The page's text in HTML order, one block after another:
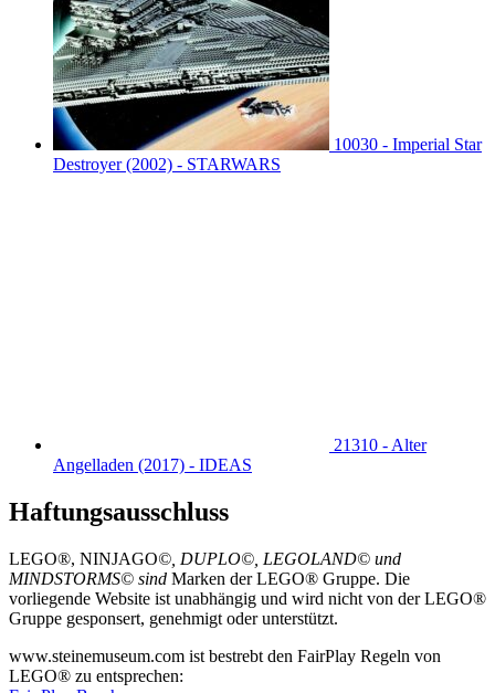
10030 - Imperial Star
Destroyer (2002) - STARWARS
Große Projekte brauchen viel Kaffee :)
Buy Me a Coffee
Facebook